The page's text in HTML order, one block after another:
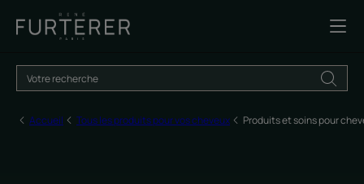
Accueil Tous les produits pour vos cheveux Produits et soins pour